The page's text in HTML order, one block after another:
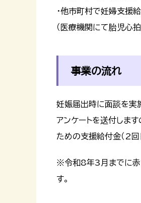
・他市町村で妊婦支援
（医療機関にて胎児心
事業の流れ
妊娠届出時に面談を
アンケートを送付し
ための支援給付金（2回
※令和8年3月までに赤
す。